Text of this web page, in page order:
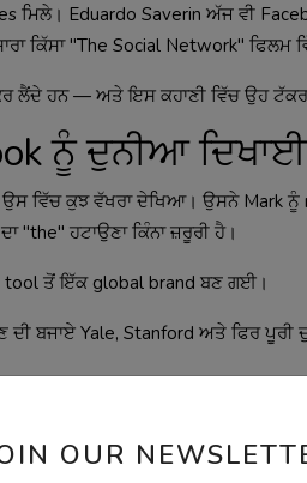
OUR
ਮਿਲੇ। Eduardo Saverin ਅੱਜ ਵੀ
ਕਿੱਸਾ "The Social Network" ਫਿਲਮ
ਲੈਂਦੇ ਹਨ — ਅਤੇ ਇਸ ਕਹਾਣੀ ਵਿੱਚ ਉਹ
ਨੂੰ ਦੁਨੀਆ ਦਿਖਾਈ
ਵਿੱਚ ਕੁਝ ਵੱਖਰਾ ਦੇਖਿਆ। ਉਸਨੇ Mark ਨੂੰ
ਹਟਾਉਣਾ ਕਿੰਨਾ ਜ਼ਰੂਰੀ ਹੈ।
tool ਤੋਂ ਇੱਕ global brand ਬਣ ਗਈ।
ਦੀ ਬਜਾਏ Yale, Stanford ਅਤੇ ਫਿਰ
ਦਾ ਸੀ?